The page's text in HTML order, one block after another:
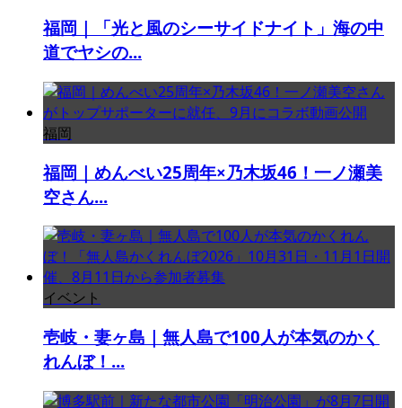
福岡｜「光と風のシーサイドナイト」海の中
道でヤシの...
福岡
福岡｜めんべい25周年×乃木坂46！一ノ瀬美
空さん...
イベント
壱岐・妻ヶ島｜無人島で100人が本気のかく
れんぼ！...